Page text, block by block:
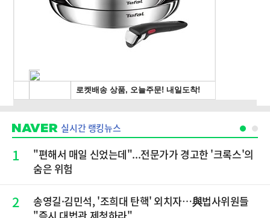
실시간 랭킹뉴스
1
"편해서 매일 신었는데"...전문가가 경고한 '크록스'의
숨은 위험
2
송영길·김민석, '조희대 탄핵' 외치자…與법사위원들